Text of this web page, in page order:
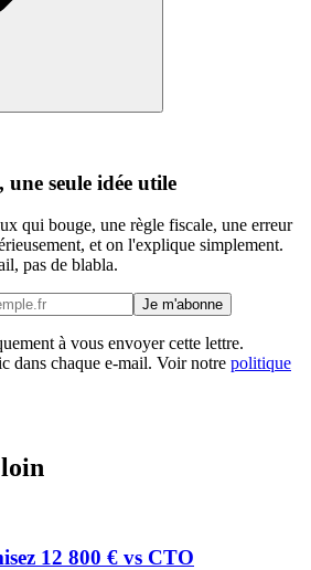
seule idée utile
qui bouge, une règle fiscale, une erreur
et on l'explique simplement.
pas de blabla.
Je m'abonne
à vous envoyer cette lettre.
dans chaque e-mail. Voir notre politique
12 800 € vs CTO